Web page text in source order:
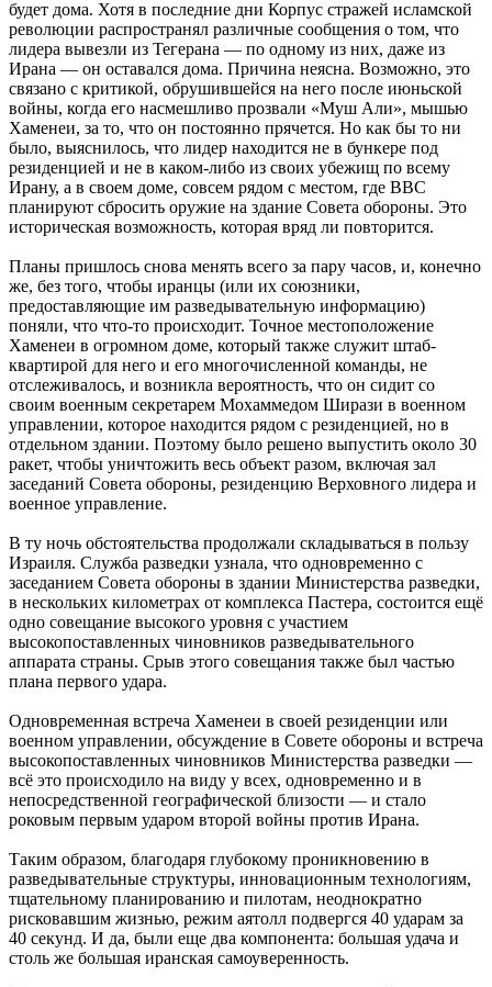
будет дома. Хотя в последние дни Корпус стражей исламской
революции распространял различные сообщения о том, что
лидера вывезли из Тегерана — по одному из них, даже из
Ирана — он оставался дома. Причина неясна. Возможно, это
связано с критикой, обрушившейся на него после июньской
войны, когда его насмешливо прозвали «Муш Али», мышью
Хаменеи, за то, что он постоянно прячется. Но как бы то ни
было, выяснилось, что лидер находится не в бункере под
резиденцией и не в каком-либо из своих убежищ по всему
Ирану, а в своем доме, совсем рядом с местом, где ВВС
планируют сбросить оружие на здание Совета обороны. Это
историческая возможность, которая вряд ли повторится.
Планы пришлось снова менять всего за пару часов, и, конечно
же, без того, чтобы иранцы (или их союзники,
предоставляющие им разведывательную информацию)
поняли, что что-то происходит. Точное местоположение
Хаменеи в огромном доме, который также служит штаб-
квартирой для него и его многочисленной команды, не
отслеживалось, и возникла вероятность, что он сидит со
своим военным секретарем Мохаммедом Ширази в военном
управлении, которое находится рядом с резиденцией, но в
отдельном здании. Поэтому было решено выпустить около 30
ракет, чтобы уничтожить весь объект разом, включая зал
заседаний Совета обороны, резиденцию Верховного лидера и
военное управление.
В ту ночь обстоятельства продолжали складываться в пользу
Израиля. Служба разведки узнала, что одновременно с
заседанием Совета обороны в здании Министерства разведки,
в нескольких километрах от комплекса Пастера, состоится ещё
одно совещание высокого уровня с участием
высокопоставленных чиновников разведывательного
аппарата страны. Срыв этого совещания также был частью
плана первого удара.
Одновременная встреча Хаменеи в своей резиденции или
военном управлении, обсуждение в Совете обороны и встреча
высокопоставленных чиновников Министерства разведки —
всё это происходило на виду у всех, одновременно и в
непосредственной географической близости — и стало
роковым первым ударом второй войны против Ирана.
Таким образом, благодаря глубокому проникновению в
разведывательные структуры, инновационным технологиям,
тщательному планированию и пилотам, неоднократно
рисковавшим жизнью, режим аятолл подвергся 40 ударам за
40 секунд. И да, были еще два компонента: большая удача и
столь же большая иранская самоуверенность.